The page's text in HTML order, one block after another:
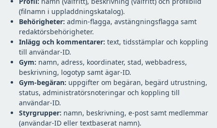
(filnamn i uppladdningskatalog).
Behörigheter: admin-flagga, avstängningsflagga samt
redaktörsbehörigheter.
Inlägg och kommentarer: text, tidsstämplar och koppling
till användar-ID.
Gym: namn, adress, koordinater, stad, webbadress,
beskrivning, logotyp samt ägar-ID.
Gym-begäran: uppgifter om begäran, begärd utrustning,
status, administratörsnoteringar och koppling till
användar-ID.
Styrgrupper: namn, beskrivning, e-post samt medlemmar
(användar-ID eller textbaserat namn).